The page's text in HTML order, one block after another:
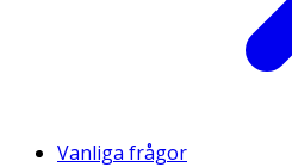
Vanliga frågor